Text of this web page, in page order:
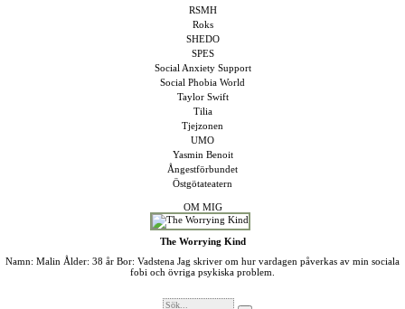
RSMH
Roks
SHEDO
SPES
Social Anxiety Support
Social Phobia World
Taylor Swift
Tilia
Tjejzonen
UMO
Yasmin Benoit
Ångestförbundet
Östgötateatern
OM MIG
The Worrying Kind
Namn: Malin Ålder: 38 år Bor: Vadstena Jag skriver om hur vardagen påverkas av min sociala
fobi och övriga psykiska problem.